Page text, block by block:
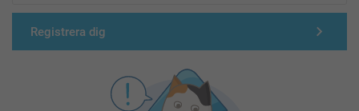
Registrera dig